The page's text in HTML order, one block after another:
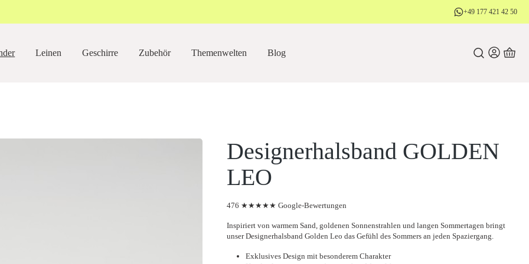
+49 177 421 42 50
Leinen Geschirre Zubehör Themenwelten Blog
Designerhalsband GOLDEN
LEO
476 ★★★★★ Google-Bewertungen
Inspiriert von warmem Sand, goldenen Sonnenstrahlen und langen Sommertagen bringt
unser Designerhalsband Golden Leo das Gefühl des Sommers an jeden Spaziergang.
Exklusives Design mit besonderem Charakter